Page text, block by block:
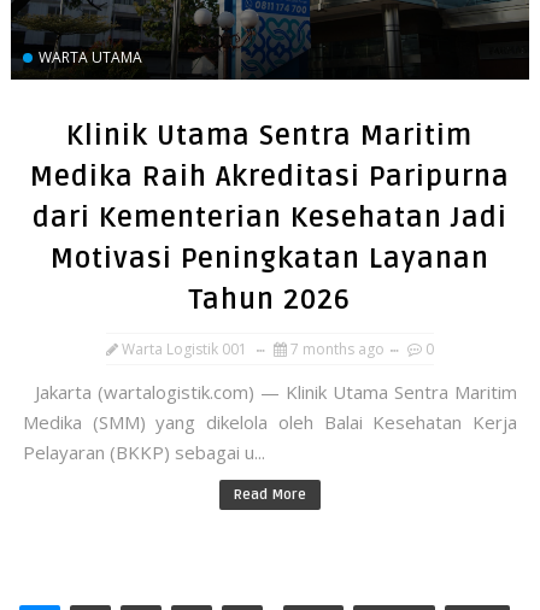
WARTA UTAMA
Klinik Utama Sentra Maritim
Medika Raih Akreditasi Paripurna
dari Kementerian Kesehatan Jadi
Motivasi Peningkatan Layanan
Tahun 2026
Warta Logistik 001 7 months ago 0
Jakarta (wartalogistik.com) — Klinik Utama Sentra Maritim
Medika (SMM) yang dikelola oleh Balai Kesehatan Kerja
Pelayaran (BKKP) sebagai u...
Read More